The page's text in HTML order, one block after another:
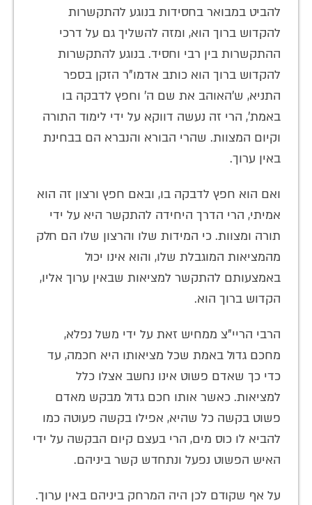
להביט במבואר בחסידות בנוגע להתקשרות
להקדוש ברוך הוא, ומזה להשליך גם על דרכי
ההתקשרות בין רבי וחסיד. בנוגע להתקשרות
להקדוש ברוך הוא כותב אדמו"ר הזקן בספר
התניא, ש'האוהב את שם ה' וחפץ לדבקה בו
באמת', הרי זה נעשה דווקא על ידי לימוד התורה
וקיום המצוות. שהרי הבורא והנברא הם בבחינת
באין ערוך.
ואם הוא חפץ לדבקה בו, ובאם חפץ ורצון זה הוא
אמיתי, הרי הדרך היחידה להתקשר היא על ידי
תורה ומצוות. כי המידות שלו והרצון שלו הם חלק
מהמציאות המוגבלת שלו, והוא אינו יכול
באמצעותם להתקשר למציאות שבאין ערוך אליו,
הקדוש ברוך הוא.
הרבי הריי"צ ממחיש זאת על ידי משל נפלא,
מחכם גדול באמת שכל מציאותו היא חכמה, עד
כדי כך שאדם פשוט אינו נחשב אצלו כלל
למציאות. כאשר אותו חכם גדול מבקש מאדם
פשוט בקשה כל שהיא, אפילו בקשה פעוטה כמו
להביא לו כוס מים, הרי בעצם קיום הבקשה על ידי
האיש הפשוט נפעל ונתחדש קשר ביניהם.
על אף שקודם לכן היה המרחק ביניהם באין ערוך.